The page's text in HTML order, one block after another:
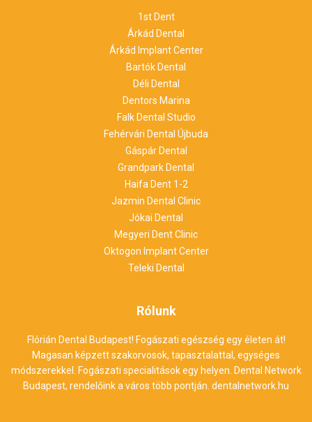
1st Dent
Árkád Dental
Árkád Implant Center
Bartók Dental
Déli Dental
Dentors Marina
Falk Dental Studio
Fehérvári Dental Újbuda
Gáspár Dental
Grandpark Dental
Haifa Dent 1-2
Jazmin Dental Clinic
Jókai Dental
Megyeri Dent Clinic
Oktogon Implant Center
Teleki Dental
Rólunk
Flórián Dental Budapest! Fogászati egészség egy életen át!
Magasan képzett szakorvosok, tapasztalattal, egységes
módszerekkel. Fogászati specialitások egy helyen. Dental Network
Budapest, rendelőink a város több pontján. dentalnetwork.hu